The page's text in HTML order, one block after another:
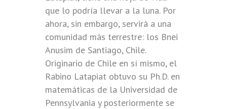
que lo podría llevar a la luna. Por
ahora, sin embargo, servirá a una
comunidad más terrestre: los Bnei
Anusim de Santiago, Chile.
Originario de Chile en sí mismo, el
Rabino Latapiat obtuvo su Ph.D. en
matemáticas de la Universidad de
Pennsylvania y posteriormente se